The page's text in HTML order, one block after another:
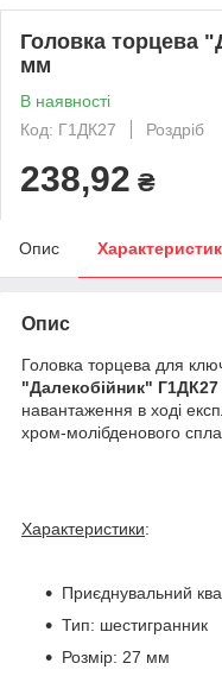
Головка торцева
мм
В наявності
Код: Г1ДК27
Роздріб
238,92 ₴
Опис
Опис
Головка торцева для
"Далекобійник" Г1ДК27
навантаження в ході
хром-молібденового
Характеристики:
Приєднувальний
Тип: шестигранник
Розмір: 27 мм